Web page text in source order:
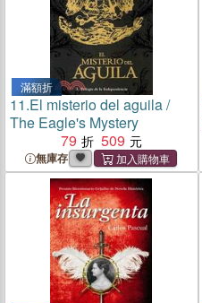
滿額折
11.El misterio del aguila /
The Eagle's Mystery
79
509
無庫存